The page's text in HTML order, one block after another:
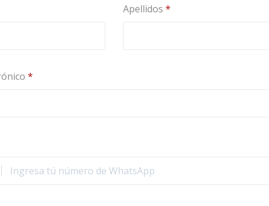
Apellidos *
*